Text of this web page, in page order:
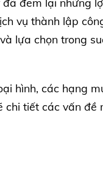
vụ thành lập
lựa chọn trong
hình, các hạng
chi tiết các vấn đề